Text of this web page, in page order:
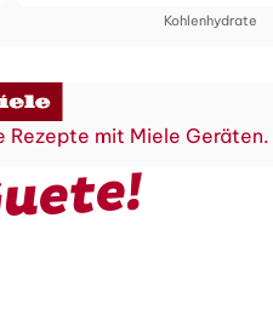
Kohlenhydrate
mit Miele Geräten.